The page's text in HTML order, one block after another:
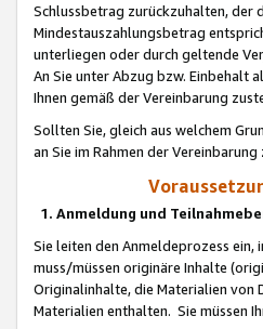
Schlussbetrag zurückzuhalten, der
Mindestauszahlungsbetrag
unterliegen oder durch geltende
An Sie unter Abzug bzw. Einbehalt
Ihnen gemäß der Vereinbarung
Sollten Sie, gleich aus welchem
an Sie im Rahmen der
1. Anmeldung und
Sie leiten den Anmeldeprozess
muss/müssen originäre Inhalte
Originalinhalte, die Materialien von
Materialien enthalten. Sie müssen